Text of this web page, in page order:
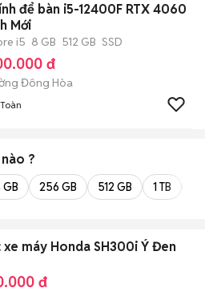
để bàn i5-12400F RTX 4060
Mới
i5 8 GB 512 GB SSD
đ
Đông Hòa
nào ?
GB 256 GB 512 GB 1 TB
xe máy Honda SH300i Ý Đen
đ